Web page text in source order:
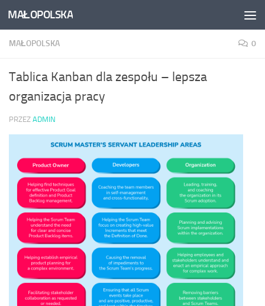
Skip to content
MAŁOPOLSKA
MAŁOPOLSKA 0
Tablica Kanban dla zespołu – lepsza
organizacja pracy
PRZEZ ADMIN